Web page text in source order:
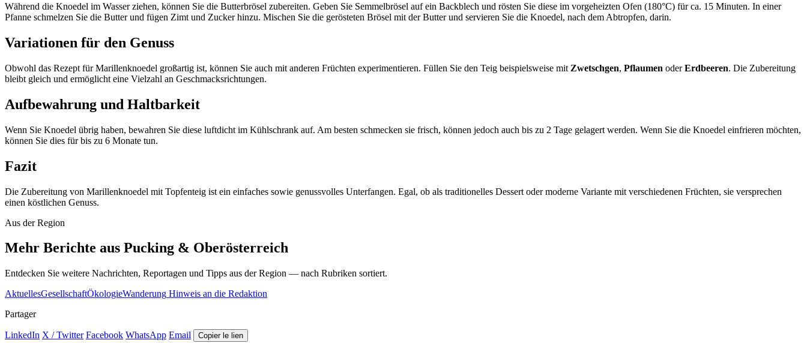
Während die Knoedel im Wasser ziehen, können Sie die Butterbrösel zubereiten. Geben Sie Semmelbrösel auf ein Backblech und rösten Sie diese im vorgeheizten Ofen (180°C) für ca. 15 Minuten. In einer
Pfanne schmelzen Sie die Butter und fügen Zimt und Zucker hinzu. Mischen Sie die gerösteten Brösel mit der Butter und servieren Sie die Knoedel, nach dem Abtropfen, darin.
Variationen für den Genuss
Obwohl das Rezept für Marillenknoedel großartig ist, können Sie auch mit anderen Früchten experimentieren. Füllen Sie den Teig beispielsweise mit Zwetschgen, Pflaumen oderErdbeeren. Die Zubereitung
bleibt gleich und ermöglicht eine Vielzahl an Geschmacksrichtungen.
Aufbewahrung und Haltbarkeit
Wenn Sie Knoedel übrig haben, bewahren Sie diese luftdicht im Kühlschrank auf. Am besten schmecken sie frisch, können jedoch auch bis zu 2 Tage gelagert werden. Wenn Sie die Knoedel einfrieren möchten,
können Sie dies für bis zu 6 Monate tun.
Fazit
Die Zubereitung von Marillenknoedel mit Topfenteig ist ein einfaches sowie genussvolles Unterfangen. Egal, ob als traditionelles Dessert oder moderne Variante mit verschiedenen Früchten, sie versprechen
einen köstlichen Genuss.
Aus der Region
Mehr Berichte aus Pucking & Oberösterreich
Entdecken Sie weitere Nachrichten, Reportagen und Tipps aus der Region — nach Rubriken sortiert.
AktuellesGesellschaftÖkologieWanderung Hinweis an die Redaktion
Partager
LinkedIn X / Twitter Facebook WhatsApp Email Copier le lien